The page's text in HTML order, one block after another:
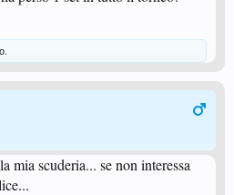
mia scuderia... se non interessa